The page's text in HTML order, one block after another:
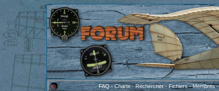
FAQ-Charte-Rechercher-Fichiers-Membres